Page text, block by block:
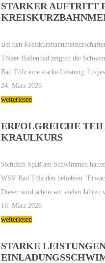
STARKER AUFTRITT
Bei den
Tölzer Hallenbad zeigten die
Bad Tölz eine starke Leistung.
24. März 2026
weiterlesen
ERFOLGREICHE
KRAULKURS
Sichtlich Spaß am Schwimmen
WSV Bad Tölz den beliebten
Dieser wird schon seit vielen Jahren
16. März 2026
weiterlesen
STARKE